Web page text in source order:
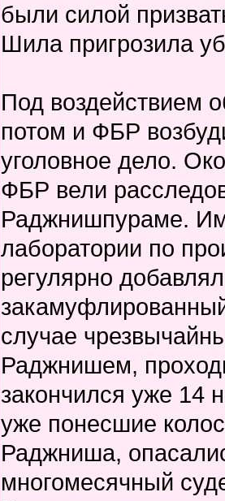
были силой
Шила пригрозила
Под воздействием
потом и ФБР
уголовное дело.
ФБР вели
Раджнишпураме.
лаборатории по
регулярно
случае
Раджнишем,
закончился уже 14
уже понесшие
Раджниша,
многомесячный